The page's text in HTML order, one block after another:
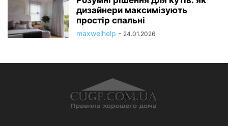
дизайнери максимізують
простір спальні
maxwelhelp - 24.01.2026